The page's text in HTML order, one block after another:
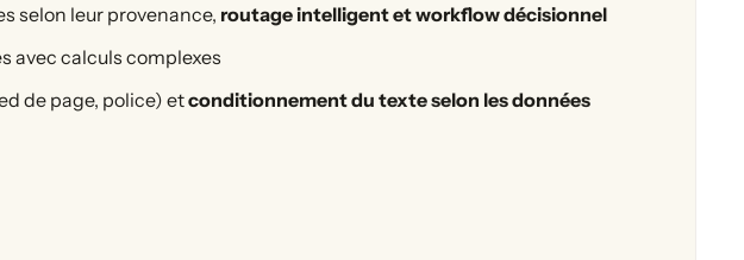
selon leur provenance, routage intelligent et workflow décisionnel
avec calculs complexes
de page, police) etconditionnement du texte selon les données